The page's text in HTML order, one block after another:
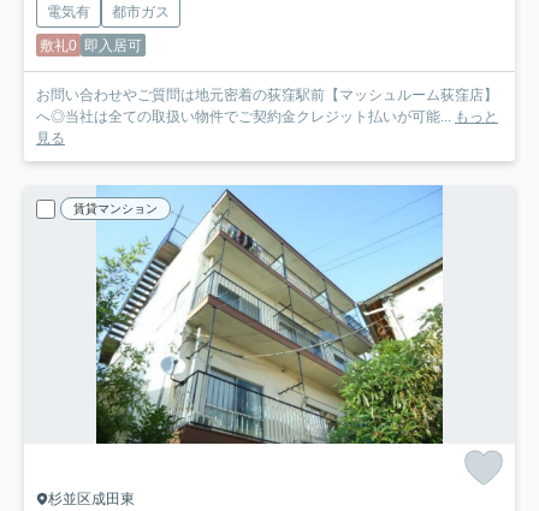
電気有
都市ガス
敷礼0 即入居可
お問い合わせやご質問は地元密着の荻窪駅前【マッシュルーム荻窪店】
へ◎当社は全ての取扱い物件でご契約金クレジット払いが可能... もっと
見る
賃貸マンション
杉並区成田東